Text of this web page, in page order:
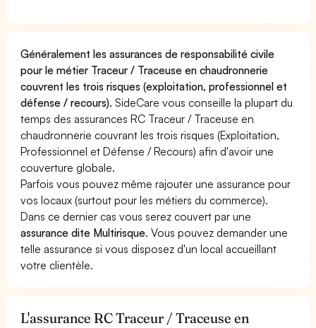
Généralement les assurances de responsabilité civile
pour le métier Traceur / Traceuse en chaudronnerie
couvrent les trois risques (exploitation, professionnel et
défense / recours). SideCare vous conseille la plupart du
temps des assurances RC Traceur / Traceuse en
chaudronnerie couvrant les trois risques (Exploitation,
Professionnel et Défense / Recours) afin d'avoir une
couverture globale.
Parfois vous pouvez même rajouter une assurance pour
vos locaux (surtout pour les métiers du commerce).
Dans ce dernier cas vous serez couvert par une
assurance dite Multirisque. Vous pouvez demander une
telle assurance si vous disposez d'un local accueillant
votre clientèle.
L'assurance RC Traceur / Traceuse en